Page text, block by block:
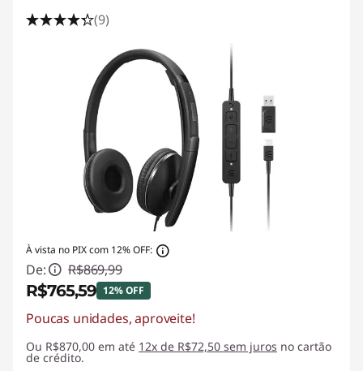
(9)
À vista no PIX com 12% OFF:
De: R$869,99
R$765,59 12% OFF
Economias instantâneas :
Poucas unidades, aproveite!
Ou R$870,00 em até 12x de R$72,50 sem juros no cartão
de crédito.